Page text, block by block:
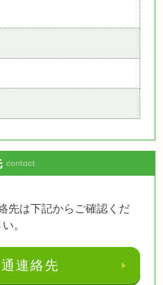
先は下記からご確認くだ
。
連絡先